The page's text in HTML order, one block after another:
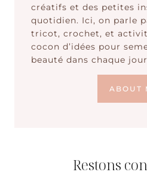
créatifs et des petites
quotidien. Ici, on parle
tricot, crochet, et
cocon d’idées pour
beauté dans chaque
ABOUT
Restons